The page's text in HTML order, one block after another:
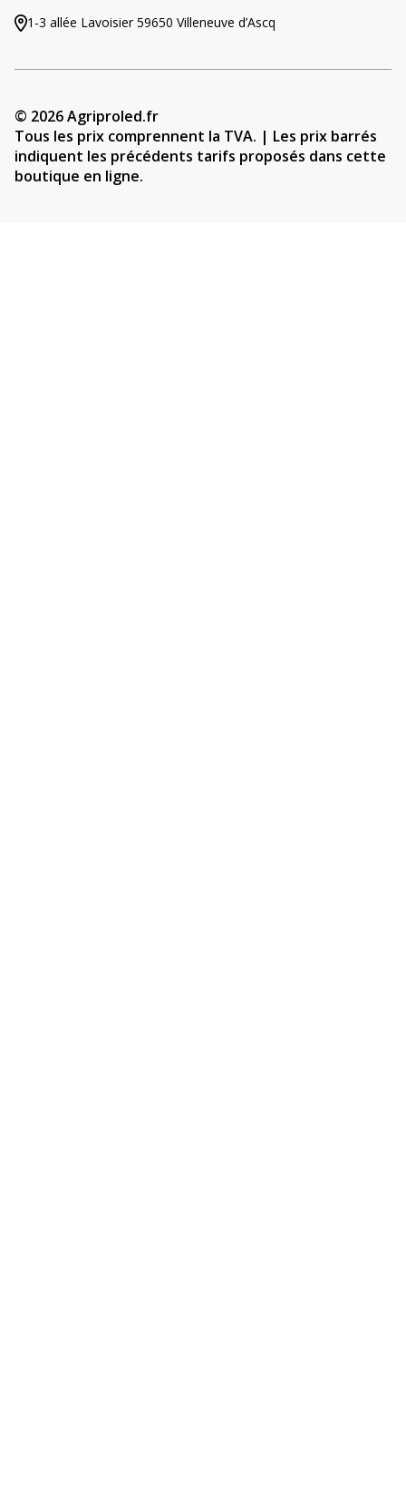
1-3 allée Lavoisier 59650 Villeneuve d’Ascq
© 2026 Agriproled.fr
Tous les prix comprennent la TVA. | Les prix barrés
indiquent les précédents tarifs proposés dans cette
boutique en ligne.